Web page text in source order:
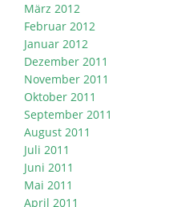
März 2012
Februar 2012
Januar 2012
Dezember 2011
November 2011
Oktober 2011
September 2011
August 2011
Juli 2011
Juni 2011
Mai 2011
April 2011